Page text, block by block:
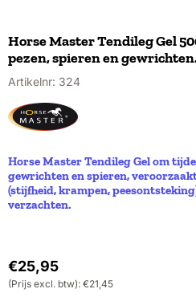
Horse Master Tendileg Gel
pezen, spieren en
Artikelnr: 324
Horse Master Tendileg Gel om
gewrichten en spieren,
(stijfheid, krampen,
verzachten.
€25,95
(Prijs excl. btw): €21,45